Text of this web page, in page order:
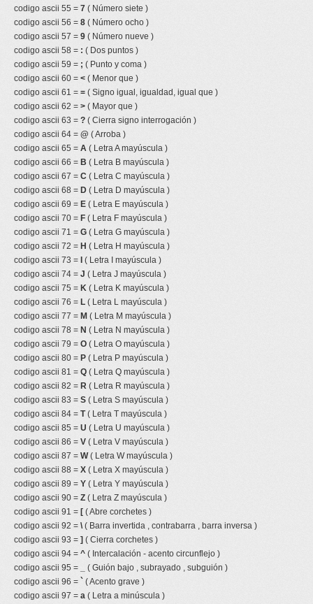
codigo ascii 55 = 7 ( Número siete )
codigo ascii 56 = 8 ( Número ocho )
codigo ascii 57 = 9 ( Número nueve )
codigo ascii 58 = : ( Dos puntos )
codigo ascii 59 = ; ( Punto y coma )
codigo ascii 60 = < ( Menor que )
codigo ascii 61 = = ( Signo igual, igualdad, igual que )
codigo ascii 62 = > ( Mayor que )
codigo ascii 63 = ? ( Cierra signo interrogación )
codigo ascii 64 = @ ( Arroba )
codigo ascii 65 = A ( Letra A mayúscula )
codigo ascii 66 = B ( Letra B mayúscula )
codigo ascii 67 = C ( Letra C mayúscula )
codigo ascii 68 = D ( Letra D mayúscula )
codigo ascii 69 = E ( Letra E mayúscula )
codigo ascii 70 = F ( Letra F mayúscula )
codigo ascii 71 = G ( Letra G mayúscula )
codigo ascii 72 = H ( Letra H mayúscula )
codigo ascii 73 =
( Letra I mayúscula )
codigo ascii 74 = J ( Letra J mayúscula )
codigo ascii 75 = K ( Letra K mayúscula )
codigo ascii 76 = L ( Letra L mayúscula )
codigo ascii 77 = M ( Letra M mayúscula )
codigo ascii 78 = N ( Letra N mayúscula )
codigo ascii 79 = O ( Letra O mayúscula )
codigo ascii 80 = P ( Letra P mayúscula )
codigo ascii 81 = Q ( Letra Q mayúscula )
codigo ascii 82 = R ( Letra R mayúscula )
codigo ascii 83 = S ( Letra S mayúscula )
codigo ascii 84 = T( Letra T mayúscula )
codigo ascii 85 = U ( Letra U mayúscula )
codigo ascii 86 = V ( Letra V mayúscula )
codigo ascii 87 = W( Letra W mayúscula )
codigo ascii 88 = X ( Letra X mayúscula )
codigo ascii 89 = Y ( Letra Y mayúscula )
codigo ascii 90 = Z ( Letra Z mayúscula )
codigo ascii 91 = [ ( Abre corchetes )
codigo ascii 92 = \ ( Barra invertida , contrabarra , barra inversa )
codigo ascii 93 = ] ( Cierra corchetes )
codigo ascii 94 = ^ ( Intercalación - acento circunflejo )
codigo ascii 95 =
( Guión bajo , subrayado , subguión )
codigo ascii 96 = ` ( Acento grave )
codigo ascii 97 = a ( Letra a minúscula )